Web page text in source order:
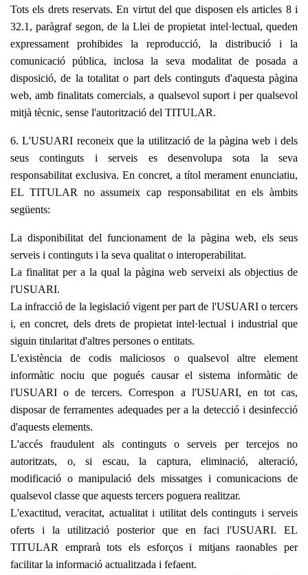
Tots els drets reservats. En virtut del que disposen els articles 8 i
32.1, paràgraf segon, de la Llei de propietat intel·lectual, queden
expressament prohibides la reproducció, la distribució i la
comunicació pública, inclosa la seva modalitat de posada a
disposició, de la totalitat o part dels continguts d'aquesta pàgina
web, amb finalitats comercials, a qualsevol suport i per qualsevol
mitjà tècnic, sense l'autorització del TITULAR.
6. L'USUARI reconeix que la utilització de la pàgina web i dels
seus continguts i serveis es desenvolupa sota la seva
responsabilitat exclusiva. En concret, a títol merament enunciatiu,
EL TITULAR no assumeix cap responsabilitat en els àmbits
següents:
La disponibilitat del funcionament de la pàgina web, els seus
serveis i continguts i la seva qualitat o interoperabilitat.
La finalitat per a la qual la pàgina web serveixi als objectius de
l'USUARI.
La infracció de la legislació vigent per part de l'USUARI o tercers
i, en concret, dels drets de propietat intel·lectual i industrial que
siguin titularitat d'altres persones o entitats.
L'existència de codis maliciosos o qualsevol altre element
informàtic nociu que pogués causar el sistema informàtic de
l'USUARI o de tercers. Correspon a l'USUARI, en tot cas,
disposar de ferramentes adequades per a la detecció i desinfecció
d'aquests elements.
L'accés fraudulent als continguts o serveis per tercejos no
autoritzats, o, si escau, la captura, eliminació, alteració,
modificació o manipulació dels missatges i comunicacions de
qualsevol classe que aquests tercers poguera realitzar.
L'exactitud, veracitat, actualitat i utilitat dels continguts i serveis
oferts i la utilització posterior que en faci l'USUARI. EL
TITULAR emprarà tots els esforços i mitjans raonables per
facilitar la informació actualitzada i fefaent.